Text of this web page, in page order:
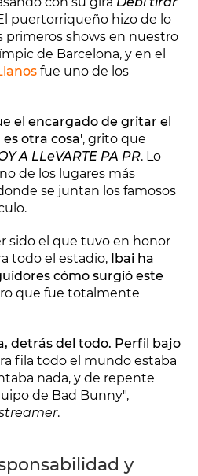
puertorriqueño hizo de lo
primeros shows en nuestro
de Barcelona, y en el
fue uno de los
el encargado de gritar el
es otra cosa', grito que
A LLeVARTE PA PR. Lo
de los lugares más
se juntan los famosos
sido el que tuvo en honor
todo el estadio, Ibai ha
cómo surgió este
que fue totalmente
detrás del todo. Perfil bajo
fila todo el mundo estaba
nada, y de repente
de Bad Bunny",
.
y